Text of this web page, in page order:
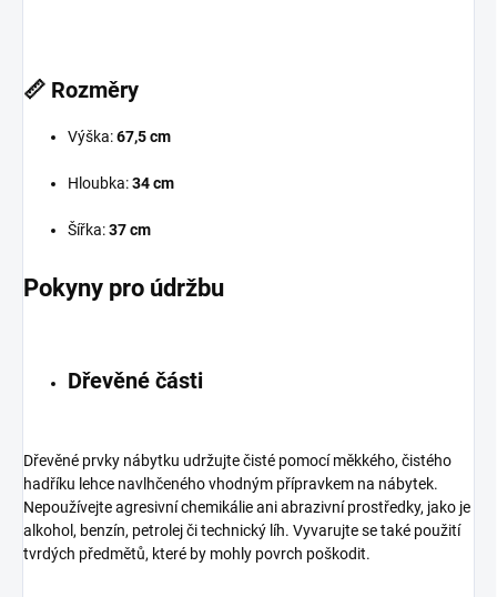
📏 Rozměry
Výška:67,5 cm
Hloubka:34 cm
Šířka:37 cm
Pokyny pro údržbu
Dřevěné části
Dřevěné prvky nábytku udržujte čisté pomocí měkkého, čistého
hadříku lehce navlhčeného vhodným přípravkem na nábytek.
Nepoužívejte agresivní chemikálie ani abrazivní prostředky, jako je
alkohol, benzín, petrolej či technický líh. Vyvarujte se také použití
tvrdých předmětů, které by mohly povrch poškodit.